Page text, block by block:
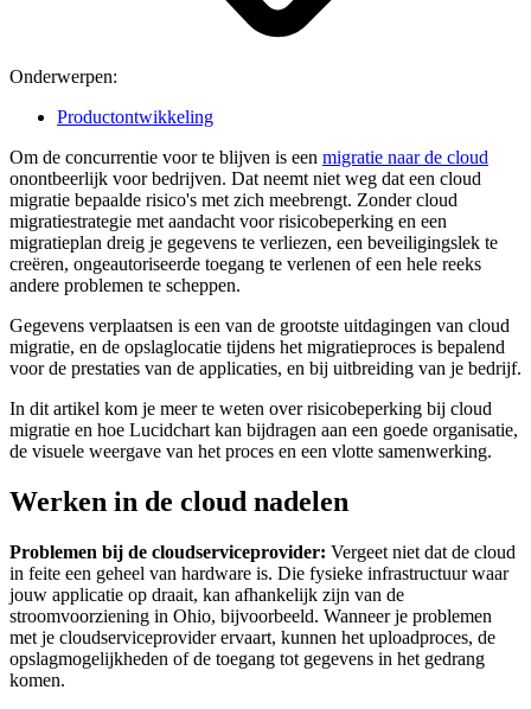
Onderwerpen:
Productontwikkeling
Om de concurrentie voor te blijven is een migratie naar de cloud
onontbeerlijk voor bedrijven. Dat neemt niet weg dat een cloud
migratie bepaalde risico's met zich meebrengt. Zonder cloud
migratiestrategie met aandacht voor risicobeperking en een
migratieplan dreig je gegevens te verliezen, een beveiligingslek te
creëren, ongeautoriseerde toegang te verlenen of een hele reeks
andere problemen te scheppen.
Gegevens verplaatsen is een van de grootste uitdagingen van cloud
migratie, en de opslaglocatie tijdens het migratieproces is bepalend
voor de prestaties van de applicaties, en bij uitbreiding van je bedrijf.
In dit artikel kom je meer te weten over risicobeperking bij cloud
migratie en hoe Lucidchart kan bijdragen aan een goede organisatie,
de visuele weergave van het proces en een vlotte samenwerking.
Werken in de cloud nadelen
Problemen bij de cloudserviceprovider: Vergeet niet dat de cloud
in feite een geheel van hardware is. Die fysieke infrastructuur waar
jouw applicatie op draait, kan afhankelijk zijn van de
stroomvoorziening in Ohio, bijvoorbeeld. Wanneer je problemen
met je cloudserviceprovider ervaart, kunnen het uploadproces, de
opslagmogelijkheden of de toegang tot gegevens in het gedrang
komen.